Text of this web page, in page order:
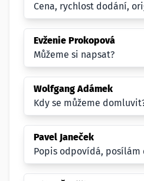
Cena, rychlost dodání,
Evženie Prokopová
Můžeme si napsat?
Wolfgang Adámek
Kdy se můžeme
Pavel Janeček
Popis odpovídá, posílám